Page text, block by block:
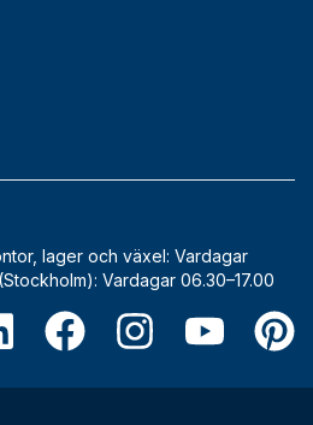
lager och växel: Vardagar
Vardagar 06.30–17.00